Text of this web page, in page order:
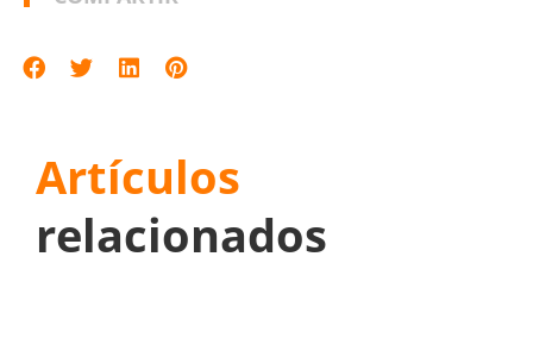
Artículos
relacionados